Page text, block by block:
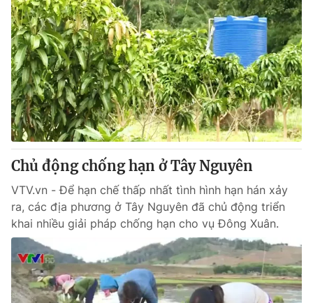
Chủ động chống hạn ở Tây Nguyên
VTV.vn - Để hạn chế thấp nhất tình hình hạn hán xảy
ra, các địa phương ở Tây Nguyên đã chủ động triển
khai nhiều giải pháp chống hạn cho vụ Đông Xuân.